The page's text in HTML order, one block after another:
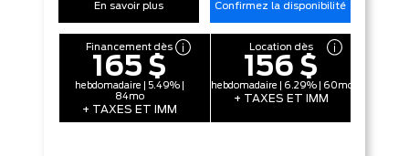
En savoir plus Confirmez la disponibilité
Financement dès
165 $
hebdomadaire | 5.49% |
84mo
+ TAXES ET IMM
Location dès
156 $
hebdomadaire | 6.29% | 60mo
+ TAXES ET IMM